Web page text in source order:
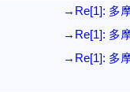
→Re[1]: 多
→Re[1]: 多
→Re[1]: 多